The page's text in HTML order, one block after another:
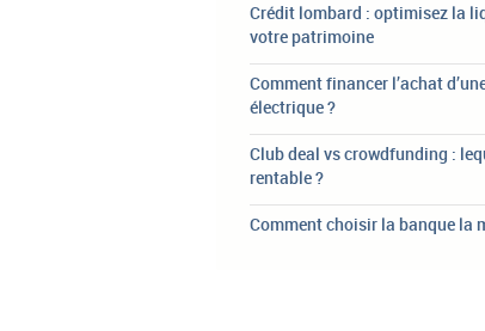
Crédit lombard : optimisez la
votre patrimoine
Comment financer l’achat
électrique ?
Club deal vs crowdfunding :
rentable ?
Comment choisir la banque la